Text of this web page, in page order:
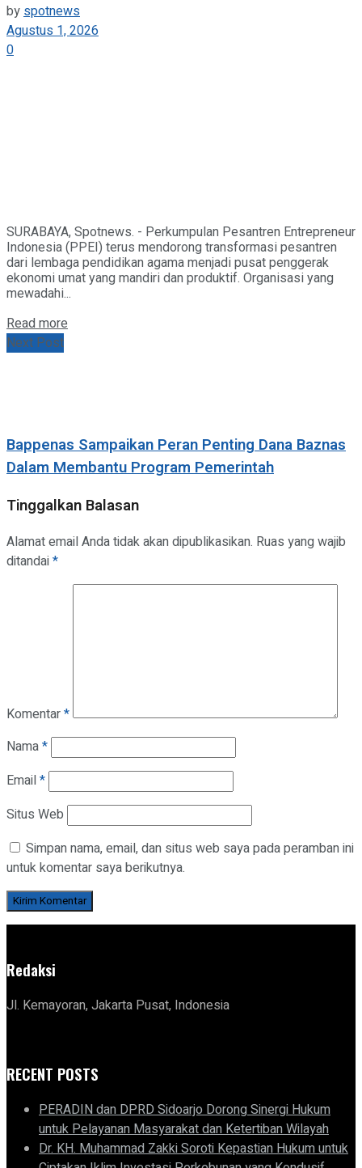
by spotnews
Agustus 1, 2026
0
SURABAYA, Spotnews. - Perkumpulan Pesantren Entrepreneur
Indonesia (PPEI) terus mendorong transformasi pesantren
dari lembaga pendidikan agama menjadi pusat penggerak
ekonomi umat yang mandiri dan produktif. Organisasi yang
mewadahi...
Read more
Next Post
Bappenas Sampaikan Peran Penting Dana Baznas
Dalam Membantu Program Pemerintah
Tinggalkan Balasan
Alamat email Anda tidak akan dipublikasikan. Ruas yang wajib
ditandai*
Komentar*
Nama*
Email*
Situs Web
Simpan nama, email, dan situs web saya pada peramban ini
untuk komentar saya berikutnya.
Redaksi
Jl. Kemayoran, Jakarta Pusat, Indonesia
RECENT POSTS
PERADIN dan DPRD Sidoarjo Dorong Sinergi Hukum
untuk Pelayanan Masyarakat dan Ketertiban Wilayah
Dr. KH. Muhammad Zakki Soroti Kepastian Hukum untuk